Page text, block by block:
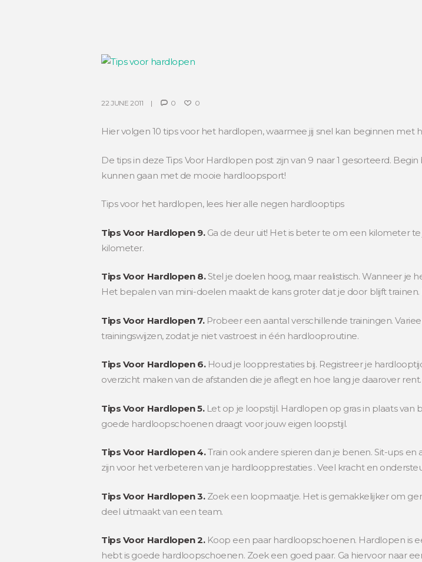
22 JUNE 2011 0 0
Hier volgen 10 tips voor het hardlopen, waarmee jij snel kan beginnen met
De tips in deze Tips Voor Hardlopen post zijn van 9 naar 1 gesorteerd.
kunnen gaan met de mooie hardloopsport!
Tips voor het hardlopen, lees hier alle negen hardlooptips
Tips Voor Hardlopen 9.Ga de deur uit! Het is beter te om een kilometer
kilometer.
Tips Voor Hardlopen 8.Stel je doelen hoog, maar realistisch. Wanneer je
Het bepalen van mini-doelen maakt de kans groter dat je door blijft
Tips Voor Hardlopen 7.Probeer een aantal verschillende trainingen.
trainingswijzen, zodat je niet vastroest in één hardlooproutine.
Tips Voor Hardlopen 6.Houd je loopprestaties bij. Registreer je
overzicht maken van de afstanden die je aflegt en hoe lang je daarover rent.
Tips Voor Hardlopen 5.Let op je loopstijl. Hardlopen op gras in plaats van
goede hardloopschoenen draagt voor jouw eigen loopstijl.
Tips Voor Hardlopen 4.Train ook andere spieren dan je benen. Sit-ups
zijn voor het verbeteren van je hardloopprestaties . Veel kracht en
Tips Voor Hardlopen 3. Zoek een loopmaatje. Het is gemakkelijker om
deel uitmaakt van een team.
Tips Voor Hardlopen 2.Koop een paar hardloopschoenen. Hardlopen is
hebt is goede hardloopschoenen. Zoek een goed paar. Ga hiervoor naar